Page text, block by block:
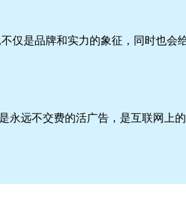
仅是品牌和实力的象征，同时也会
永远不交费的活广告，是互联网上的